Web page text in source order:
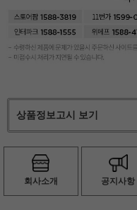
상품정보고시 보기
회사소개 공지사항